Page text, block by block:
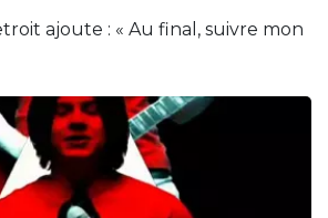
ajoute : « Au final, suivre mon